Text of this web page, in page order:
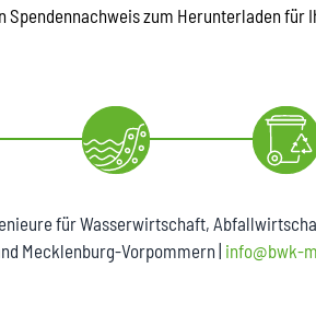
Spendennachweis zum Herunterladen für
für Wasserwirtschaft,
Mecklenburg-Vorpommern | info@bwk-